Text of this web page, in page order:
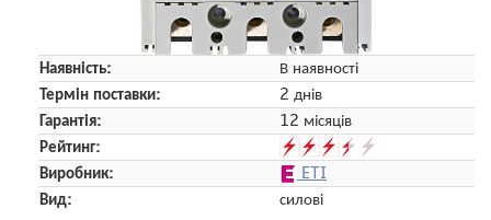
Наявність:
В наявності
Термін поставки:
2 днів
Гарантія:
12 місяців
Рейтинг:
Виробник:
ETI
Вид:
силові